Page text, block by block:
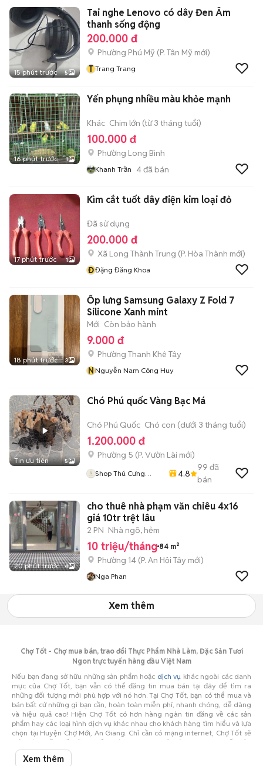
15 phút trước 5
Tai nghe Lenovo có dây Đen Âm
thanh sống động
200.000 đ
Phường Phú Mỹ (P. Tân Mỹ mới)
T Trang Trang
16 phút trước 1
Yến phụng nhiều màu khỏe mạnh
Khác Chim lớn (từ 3 tháng tuổi)
100.000 đ
Phường Long Bình
Khanh Trần 4đã bán
17 phút trước 1
Kìm cắt tuốt dây điện kim loại đỏ
Đã sử dụng
200.000 đ
Xã Long Thành Trung (P. Hòa Thành mới)
ĐĐặng Đăng Khoa
18 phút trước 3
Ốp lưng Samsung Galaxy Z Fold 7
Silicone Xanh mint
Mới Còn bảo hành
9.000 đ
Phường Thanh Khê Tây
NNguyễn Nam Công Huy
Tin ưu tiên 5
Chó Phú quốc Vàng Bạc Má
Chó Phú Quốc Chó con (dưới 3 tháng tuổi)
1.200.000 đ
Phường 5 (P. Vườn Lài mới)
Shop Thú Cưng
4.8
99 đã
bán
20 phút trước 4
cho thuê nhà phạm văn chiêu 4x16
giá 10tr trệt lâu
2 PN Nhà ngõ, hẻm
10 triệu/tháng 84 m²
Phường 14 (P. An Hội Tây mới)
Nga Phan
Xem thêm
Chợ Tốt - Chợ mua bán, trao đổi Thực Phẩm Nhà Làm, Đặc Sản Tươi
Ngon trực tuyến hàng đầu Việt Nam
Nếu bạn đang sở hữu những sản phẩm hoặc dịch vụ khác ngoài các danh
mục của Chợ Tốt, bạn vẫn có thể đăng tin mua bán tại đây để tìm ra
những đối tượng mới phù hợp với nó hơn. Tại Chợ Tốt, bạn có thể mua và
bán bất cứ những gì bạn cần, hoàn toàn miễn phí, nhanh chóng, dễ dàng
và hiệu quả cao! Hiện Chợ Tốt có hơn hàng ngàn tin đăng về các sản
phẩm hay các loại hình dịch vụ khác nhau cho khách hàng tìm hiểu và lựa
chọn tại Huyện Chợ Mới, An Giang. Chỉ cần có mạng internet, Chợ Tốt sẽ
trở thành cầu nối vững chắc giúp bạn thực hiện được mong muốn của
mình.
Hiện nay, vấn đề vệ sinh an toàn
Xem thêm